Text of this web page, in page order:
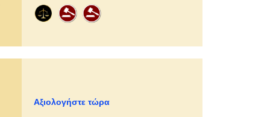
Αξιολογήστε τώρα